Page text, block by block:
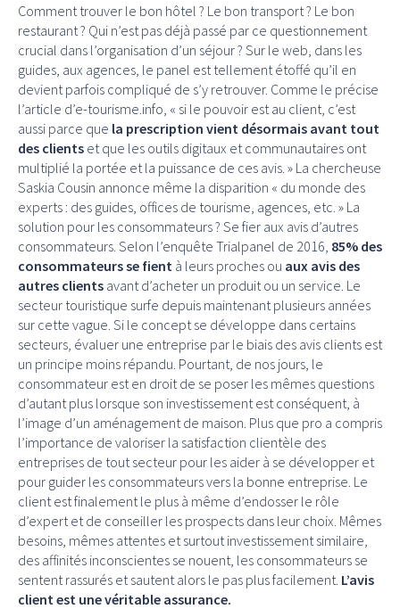
Comment trouver le bon hôtel ? Le bon transport ? Le bon
restaurant ? Qui n’est pas déjà passé par ce questionnement
crucial dans l’organisation d’un séjour ? Sur le web, dans les
guides, aux agences, le panel est tellement étoffé qu’il en
devient parfois compliqué de s’y retrouver. Comme le précise
l’article d’e-tourisme.info, « si le pouvoir est au client, c’est
aussi parce que la prescription vient désormais avant tout
des clients et que les outils digitaux et communautaires ont
multiplié la portée et la puissance de ces avis. » La chercheuse
Saskia Cousin annonce même la disparition « du monde des
experts : des guides, offices de tourisme, agences, etc. » La
solution pour les consommateurs ? Se fier aux avis d’autres
consommateurs. Selon l’enquête Trialpanel de 2016, 85% des
consommateurs se fient à leurs proches ou aux avis des
autres clients avant d’acheter un produit ou un service. Le
secteur touristique surfe depuis maintenant plusieurs années
sur cette vague. Si le concept se développe dans certains
secteurs, évaluer une entreprise par le biais des avis clients est
un principe moins répandu. Pourtant, de nos jours, le
consommateur est en droit de se poser les mêmes questions
d’autant plus lorsque son investissement est conséquent, à
l’image d’un aménagement de maison. Plus que pro a compris
l’importance de valoriser la satisfaction clientèle des
entreprises de tout secteur pour les aider à se développer et
pour guider les consommateurs vers la bonne entreprise. Le
client est finalement le plus à même d’endosser le rôle
d’expert et de conseiller les prospects dans leur choix. Mêmes
besoins, mêmes attentes et surtout investissement similaire,
des affinités inconscientes se nouent, les consommateurs se
sentent rassurés et sautent alors le pas plus facilement. L’avis
client est une véritable assurance.